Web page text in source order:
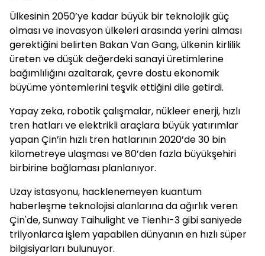
Ülkesinin 2050’ye kadar büyük bir teknolojik güç
olması ve inovasyon ülkeleri arasında yerini alması
gerektiğini belirten Bakan Van Gang, ülkenin kirlilik
üreten ve düşük değerdeki sanayi üretimlerine
bağımlılığını azaltarak, çevre dostu ekonomik
büyüme yöntemlerini teşvik ettiğini dile getirdi.
Yapay zeka, robotik çalışmalar, nükleer enerji, hızlı
tren hatları ve elektrikli araçlara büyük yatırımlar
yapan Çin’in hızlı tren hatlarının 2020’de 30 bin
kilometreye ulaşması ve 80’den fazla büyükşehiri
birbirine bağlaması planlanıyor.
Uzay istasyonu, hacklenemeyen kuantum
haberleşme teknolojisi alanlarına da ağırlık veren
Çin'de, Sunway Taihulight ve Tienhı-3 gibi saniyede
trilyonlarca işlem yapabilen dünyanın en hızlı süper
bilgisiyarları bulunuyor.